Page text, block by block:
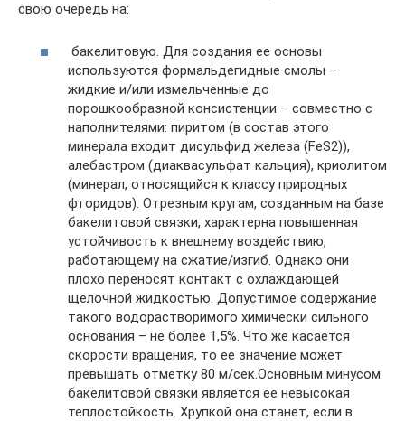
свою очередь на:
бакелитовую. Для создания ее основы
используются формальдегидные смолы –
жидкие и/или измельченные до
порошкообразной консистенции – совместно с
наполнителями: пиритом (в состав этого
минерала входит дисульфид железа (FеS2)),
алебастром (диаквасульфат кальция), криолитом
(минерал, относящийся к классу природных
фторидов). Отрезным кругам, созданным на базе
бакелитовой связки, характерна повышенная
устойчивость к внешнему воздействию,
работающему на сжатие/изгиб. Однако они
плохо переносят контакт с охлаждающей
щелочной жидкостью. Допустимое содержание
такого водорастворимого химически сильного
основания – не более 1,5%. Что же касается
скорости вращения, то ее значение может
превышать отметку 80 м/сек.Основным минусом
бакелитовой связки является ее невысокая
теплостойкость. Хрупкой она станет, если в